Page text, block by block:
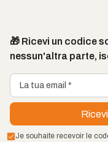
🎁 Ricevi un codice
nessun'altra parte,
Je souhaite recevoir le